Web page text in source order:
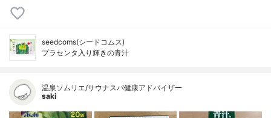
seedcoms(シードコムス)
プラセンタ入り輝きの青汁
温泉ソムリエ/サウナスパ健康アドバイザー
saki